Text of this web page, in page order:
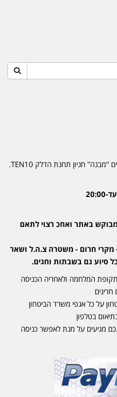
האילן 4 אור עקיבא - מתחם העסקים ''מבנה'' חניון תחנת הדלק TEN10.
באתר ואחכ רצוי לתאם
מקרי חרום - משטרה צ.ה.ל ושאר
סיוע גם בשבתות וחגים.
המלחמה ולאחריה הכניסה
על כל אגפי משרד הביטחון
בטלפון
מגיעים על מנת לאפשר כניסה